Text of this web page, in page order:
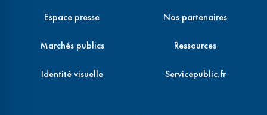
Espace presse
Marchés publics
Identité visuelle
Nos partenaires
Ressources
Servicepublic.fr